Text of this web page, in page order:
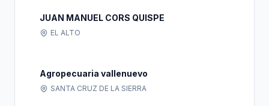
JUAN MANUEL CORS QUISPE
EL ALTO
Agropecuaria vallenuevo
SANTA CRUZ DE LA SIERRA